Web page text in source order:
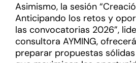
Asimismo, la sesión
Anticipando los retos y
las convocatorias 2026”,
consultora AYMING,
preparar propuestas